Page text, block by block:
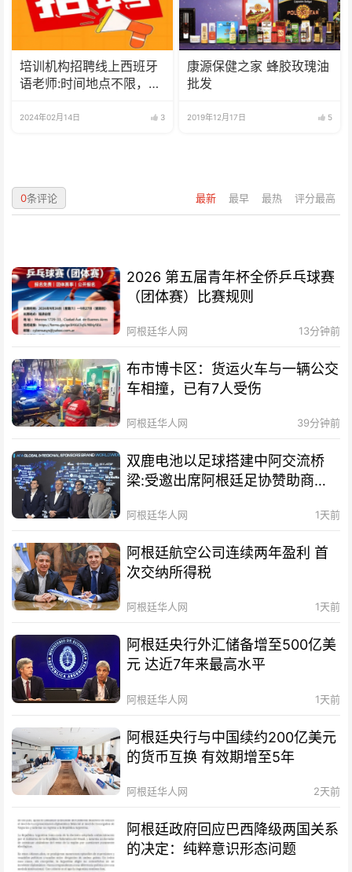
培训机构招聘线上西班牙
语老师:时间地点不限，可
2024年02月14日 3
康源保健之家 蜂胶玫瑰油
批发
2019年12月17日 5
最新 最早 最热 评分最高
0条评论
2026 第五届青年杯全侨乒乓球赛
（团体赛）比赛规则
阿根廷华人网 13分钟前
布市博卡区：货运火车与一辆公交
车相撞，已有7人受伤
阿根廷华人网 39分钟前
双鹿电池以足球搭建中阿交流桥
梁:受邀出席阿根廷足协赞助商招
阿根廷华人网 1天前
阿根廷航空公司连续两年盈利 首
次交纳所得税
阿根廷华人网 1天前
阿根廷央行外汇储备增至500亿美
元 达近7年来最高水平
阿根廷华人网 1天前
阿根廷央行与中国续约200亿美元
的货币互换 有效期增至5年
阿根廷华人网 2天前
阿根廷政府回应巴西降级两国关系
的决定：纯粹意识形态问题